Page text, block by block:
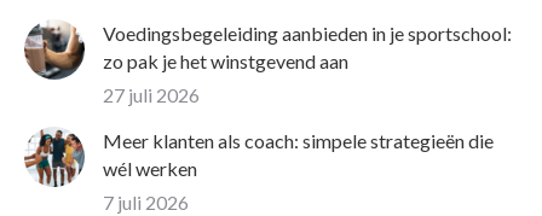
Voedingsbegeleiding aanbieden in je sportschool:
zo pak je het winstgevend aan
27 juli 2026
Meer klanten als coach: simpele strategieën die
wél werken
7 juli 2026